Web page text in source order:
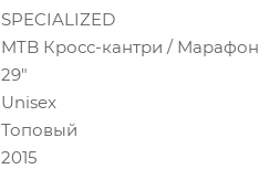
SPECIALIZED
MTB Кросс-кантри / Марафон
29"
Unisex
Топовый
2015